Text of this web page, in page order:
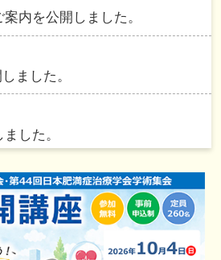
案内を公開しました。
ました。
した。
した。多数のご応募をいただ
ました。